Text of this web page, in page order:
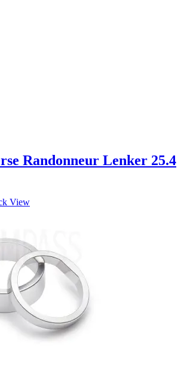
Randonneur Lenker 25.4
View